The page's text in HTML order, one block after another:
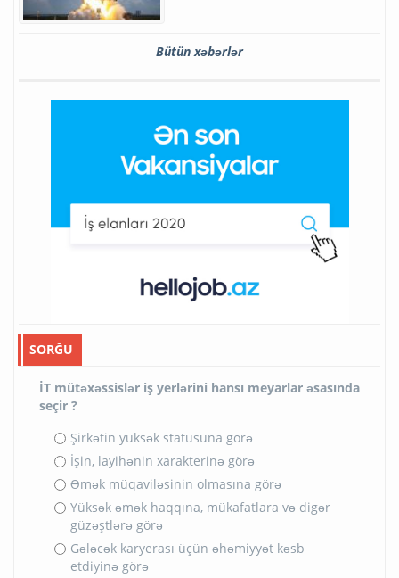
Bütün xəbərlər
SORĞU
İT mütəxəssislər iş yerlərini hansı meyarlar əsasında
seçir ?
Şirkətin yüksək statusuna görə
İşin, layihənin xarakterinə görə
Əmək müqaviləsinin olmasına görə
Yüksək əmək haqqına, mükafatlara və digər
güzəştlərə görə
Gələcək karyerası üçün əhəmiyyət kəsb
etdiyinə görə